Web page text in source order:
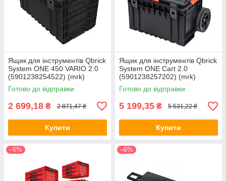
Ящик для інструментів Qbrick
System ONE 450 VARIO 2.0
(5901238254522) (mrk)
Готово до відправки
2 699,18 ₴ 2 871,47 ₴
Купити
Ящик для інструментів Qbrick
System ONE Cart 2.0
(5901238257202) (mrk)
Готово до відправки
5 199,35 ₴ 5 531,22 ₴
Купити
–6% –6%